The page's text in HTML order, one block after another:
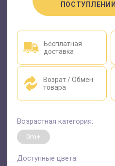
ПОСТУПЛЕНИИ
Бесплатная
доставка
Возрат / Обмен
товара
Возрастная категория:
0m+
Доступные цвета: